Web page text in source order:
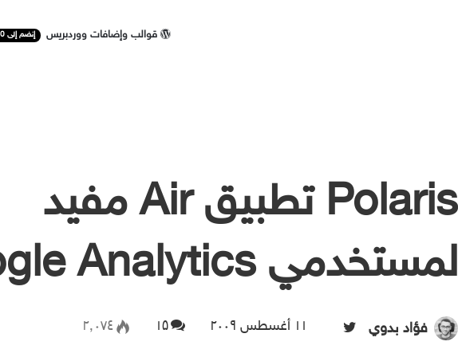
قوالب وإضافات ووردبريس إنضم إلى 50 ألف مستخدم
Polaris تطبيق Air مفيد
لمستخدمي Google Analytics
فؤاد بدوي Follow on Twitter
۱۱ أغسطس ۲۰۰۹ ۱۵ ۲٬۰۷٤